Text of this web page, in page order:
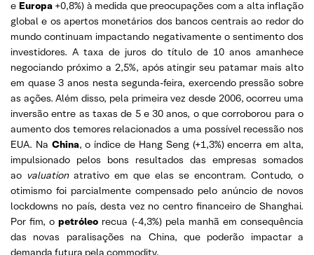
e Europa +0,8%) à medida que preocupações com a alta inflação
global e os apertos monetários dos bancos centrais ao redor do
mundo continuam impactando negativamente o sentimento dos
investidores. A taxa de juros do título de 10 anos amanhece
negociando próximo a 2,5%, após atingir seu patamar mais alto
em quase 3 anos nesta segunda-feira, exercendo pressão sobre
as ações. Além disso, pela primeira vez desde 2006, ocorreu uma
inversão entre as taxas de 5 e 30 anos, o que corroborou para o
aumento dos temores relacionados a uma possível recessão nos
EUA. Na China, o índice de Hang Seng (+1,3%) encerra em alta,
impulsionado pelos bons resultados das empresas somados
ao valuation atrativo em que elas se encontram. Contudo, o
otimismo foi parcialmente compensado pelo anúncio de novos
lockdowns no país, desta vez no centro financeiro de Shanghai.
Por fim, opetróleo recua (-4,3%) pela manhã em consequência
das novas paralisações na China, que poderão impactar a
demanda futura pela commodity.